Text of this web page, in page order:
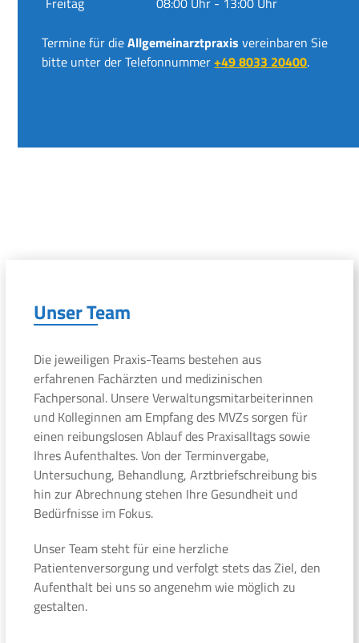
Termine für dieAllgemeinarztpraxis vereinbaren Sie
bitte unter der Telefonnummer+49 8033 20400.
Unser Team
Die jeweiligen Praxis-Teams bestehen aus
erfahrenen Fachärzten und medizinischen
Fachpersonal. Unsere Verwaltungsmitarbeiterinnen
und Kolleginnen am Empfang des MVZs sorgen für
einen reibungslosen Ablauf des Praxisalltags sowie
Ihres Aufenthaltes. Von der Terminvergabe,
Untersuchung, Behandlung, Arztbriefschreibung bis
hin zur Abrechnung stehen Ihre Gesundheit und
Bedürfnisse im Fokus.
Unser Team steht für eine herzliche
Patientenversorgung und verfolgt stets das Ziel, den
Aufenthalt bei uns so angenehm wie möglich zu
gestalten.